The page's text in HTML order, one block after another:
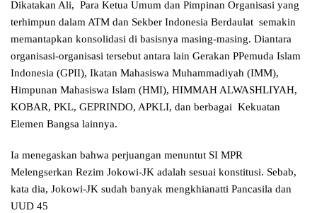
Dikatakan Ali, Para Ketua Umum dan Pimpinan Organisasi yang
terhimpun dalam ATM dan Sekber Indonesia Berdaulat semakin
memantapkan konsolidasi di basisnya masing-masing. Diantara
organisasi-organisasi tersebut antara lain Gerakan PPemuda Islam
Indonesia (GPII), Ikatan Mahasiswa Muhammadiyah (IMM),
Himpunan Mahasiswa Islam (HMI), HIMMAH ALWASHLIYAH,
KOBAR, PKL, GEPRINDO, APKLI, dan berbagai Kekuatan
Elemen Bangsa lainnya.
Ia menegaskan bahwa perjuangan menuntut SI MPR
Melengserkan Rezim Jokowi-JK adalah sesuai konstitusi. Sebab,
kata dia, Jokowi-JK sudah banyak mengkhianatti Pancasila dan
UUD 45